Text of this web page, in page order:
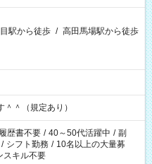
駅から徒歩 / 高田馬場駅から徒歩
＾（規定あり）
履歴書不要 / 40～50代活躍中 / 副
/ シフト勤務 / 10名以上の大量募
スキル不要